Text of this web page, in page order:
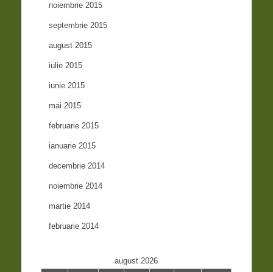
noiembrie 2015
septembrie 2015
august 2015
iulie 2015
iunie 2015
mai 2015
februarie 2015
ianuarie 2015
decembrie 2014
noiembrie 2014
martie 2014
februarie 2014
august 2026